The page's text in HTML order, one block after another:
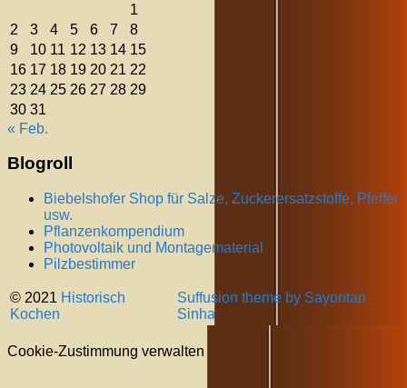
1
2
3 4 5 6 7
8
9
10 11 12 13 14 15
16 17 18 19 20 21 22
23 24 25 26 27 28 29
30 31
« Feb.
Blogroll
Biebelshofer Shop für Salze, Zuckerersatzstoffe, Pfeffer
usw.
Pflanzenkompendium
Photovoltaik und Montagematerial
Pilzbestimmer
© 2021 Historisch
Kochen
Suffusion theme by Sayontan
Sinha
Cookie-Zustimmung verwalten